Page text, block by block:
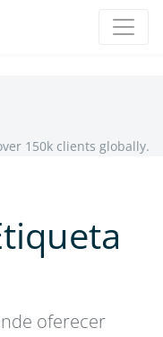
150k clients globally.
oferecer